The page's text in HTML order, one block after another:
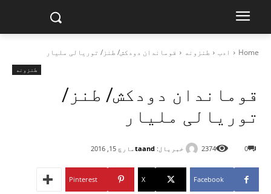
Home ادب طنزونه قوماندان دودکش/ طنز/ توریالی ملیار
طنزونه
قوماندان دودکش/ طنز/
توریالی ملیار
خبریال: taandمارچ 15, 2016 0
2374
Facebook
X
Pinterest